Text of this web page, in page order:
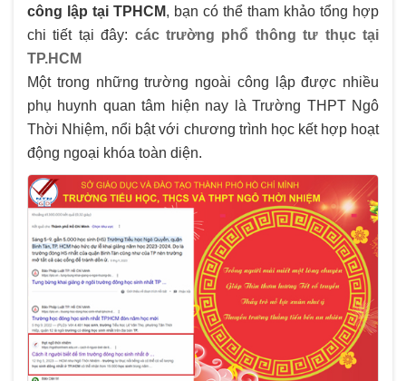
công lập tại TPHCM, bạn có thể tham khảo tổng hợp
chi tiết tại đây: các trường phổ thông tư thục tại
TP.HCM
Một trong những trường ngoài công lập được nhiều
phụ huynh quan tâm hiện nay là Trường THPT Ngô
Thời Nhiệm, nổi bật với chương trình học kết hợp hoạt
động ngoại khóa toàn diện.